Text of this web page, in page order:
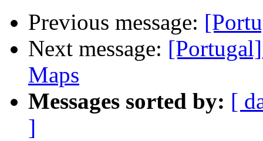
Previous message:
Next message:
Maps
Messages sorted by: [
]